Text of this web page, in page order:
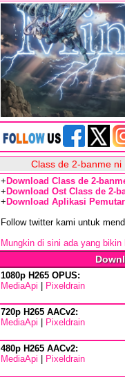
Class de 2-banme ni
+ Download Class de 2-
+ Download Ost Class de 2-
+ Download Aplikasi
Follow twitter kami untuk
Mungkin di sini ada yang bikin
1080p H265 OPUS:
MediaApi
Pixeldrain
720p H265 AACv2:
MediaApi
Pixeldrain
480p H265 AACv2:
MediaApi
Pixeldrain